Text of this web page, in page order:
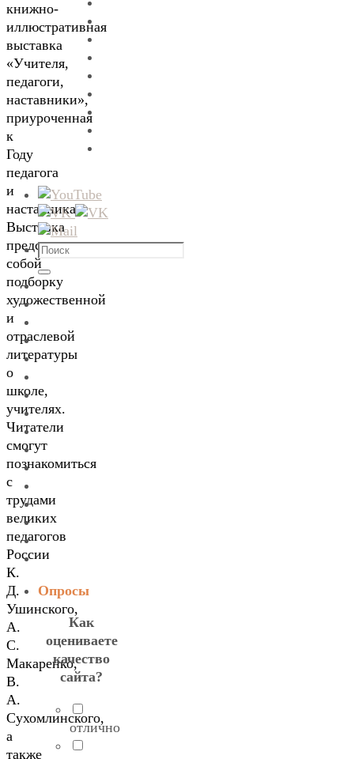
книжно-
иллюстративная
выставка
«Учителя,
педагоги,
наставники»,
приуроченная
к
Году
педагога
и
наставника.
Выставка
представляет
собой
подборку
художественной
и
отраслевой
литературы
о
школе,
учителях.
Читатели
смогут
познакомиться
с
трудами
великих
педагогов
России
К.
Д.
Ушинского,
А.
С.
Макаренко,
В.
А.
Сухомлинского,
а
также
Что
искать:
Поиск
Опросы
Как
оцениваете
качество
сайта?
отлично